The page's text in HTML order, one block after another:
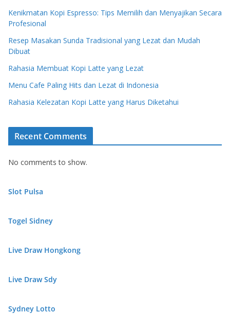
Kenikmatan Kopi Espresso: Tips Memilih dan Menyajikan Secara
Profesional
Resep Masakan Sunda Tradisional yang Lezat dan Mudah
Dibuat
Rahasia Membuat Kopi Latte yang Lezat
Menu Cafe Paling Hits dan Lezat di Indonesia
Rahasia Kelezatan Kopi Latte yang Harus Diketahui
Recent Comments
No comments to show.
Slot Pulsa
Togel Sidney
Live Draw Hongkong
Live Draw Sdy
Sydney Lotto